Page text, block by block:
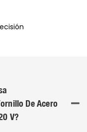
De Acero
V?